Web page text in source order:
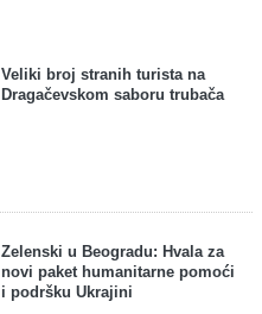
Veliki broj stranih turista na
Dragačevskom saboru trubača
Zelenski u Beogradu: Hvala za
novi paket humanitarne pomoći
i podršku Ukrajini